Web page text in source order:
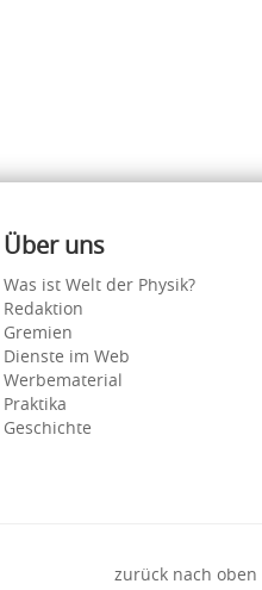
Über uns
Was ist Welt der Physik?
Redaktion
Gremien
Dienste im Web
Werbematerial
Praktika
Geschichte
zurück nach oben